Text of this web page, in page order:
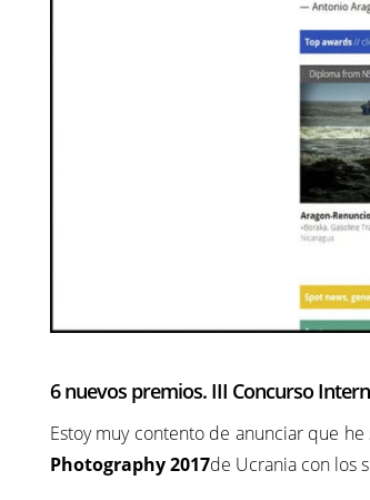
6 nuevos premios. III Concurso
Estoy muy contento de anunciar que
Photography 2017de Ucrania con los